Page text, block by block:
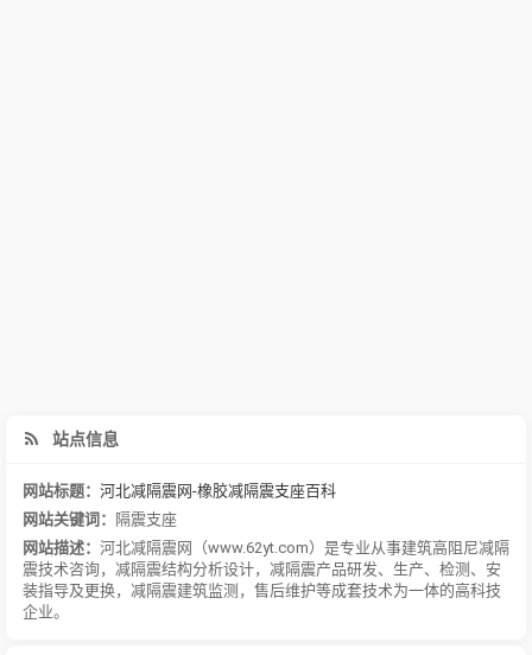
站点信息
网站标题： 河北减隔震网-橡胶减隔震支座百科
网站关键词：
隔震支座
网站描述： 河北减隔震网（www.62yt.com）是专业从事建筑高阻尼减隔
震技术咨询，减隔震结构分析设计，减隔震产品研发、生产、检测、安
装指导及更换，减隔震建筑监测，售后维护等成套技术为一体的高科技
企业。